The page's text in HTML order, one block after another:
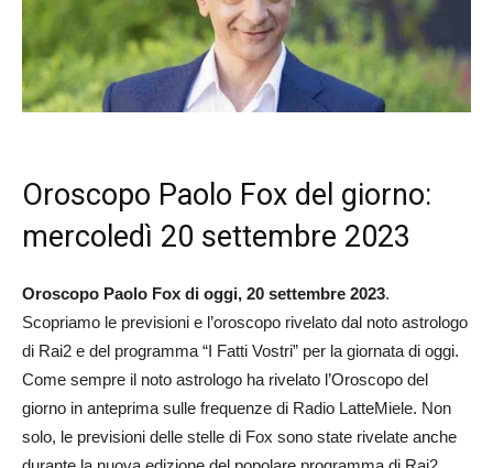
Oroscopo Paolo Fox del giorno:
mercoledì 20 settembre 2023
Oroscopo Paolo Fox di oggi, 20 settembre 2023.
Scopriamo le previsioni e l’oroscopo rivelato dal noto astrologo
di Rai2 e del programma “I Fatti Vostri” per la giornata di oggi.
Come sempre il noto astrologo ha rivelato l’Oroscopo del
giorno in anteprima sulle frequenze di Radio LatteMiele. Non
solo, le previsioni delle stelle di Fox sono state rivelate anche